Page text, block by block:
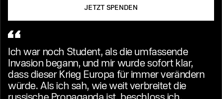
JETZT SPENDEN
Ich war noch Student, als die umfassende
Invasion begann, und mir wurde sofort klar,
dass dieser Krieg Europa für immer verändern
würde. Als ich sah, wie weit verbreitet die